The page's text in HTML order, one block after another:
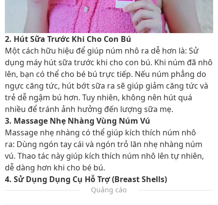
2. Hút Sữa Trước Khi Cho Con Bú
Một cách hữu hiệu để giúp núm nhô ra dễ hơn là: Sử
dụng máy hút sữa trước khi cho con bú. Khi núm đã nhô
lên, bạn có thể cho bé bú trực tiếp. Nếu núm phẳng do
ngực căng tức, hút bớt sữa ra sẽ giúp giảm căng tức và
trẻ dễ ngậm bú hơn. Tuy nhiên, không nên hút quá
nhiều để tránh ảnh hưởng đến lượng sữa mẹ.
3. Massage Nhẹ Nhàng Vùng Núm Vú
Massage nhẹ nhàng có thể giúp kích thích núm nhô
ra: Dùng ngón tay cái và ngón trỏ lăn nhẹ nhàng núm
vú. Thao tác này giúp kích thích núm nhô lên tự nhiên,
dễ dàng hơn khi cho bé bú.
4. Sử Dụng Dụng Cụ Hỗ Trợ (Breast Shells)
Quảng cáo